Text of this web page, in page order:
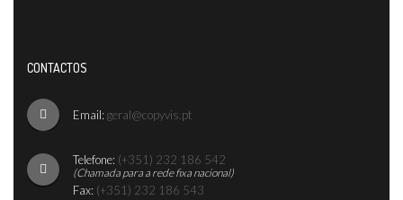
CONTACTOS
Email: geral@copyvis.pt
Telefone: (+351) 232 186 542
(Chamada para a rede fixa nacional)
Fax: (+351) 232 186 543